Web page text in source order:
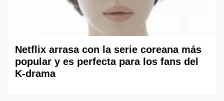
Netflix arrasa con la serie coreana más
popular y es perfecta para los fans del
K-drama